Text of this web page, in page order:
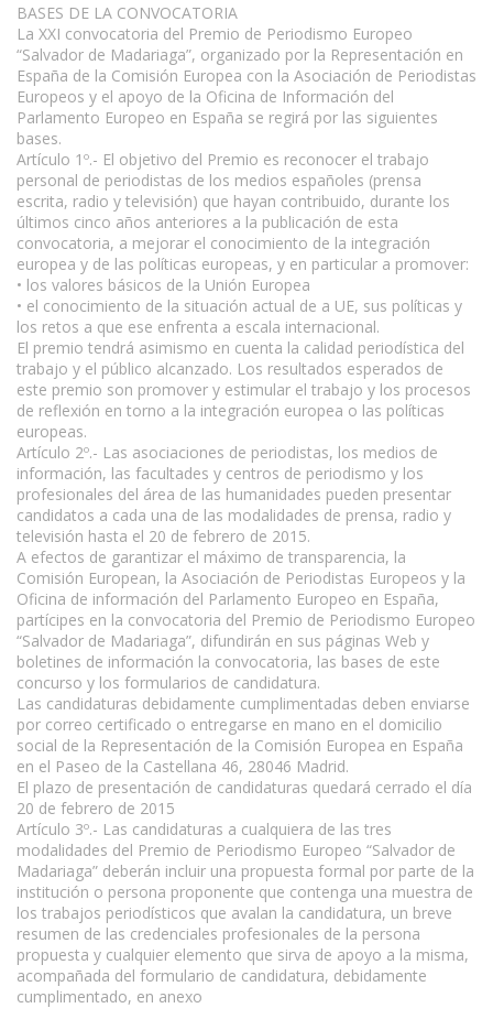
BASES DE LA CONVOCATORIA
La XXI convocatoria del Premio de Periodismo Europeo
“Salvador de Madariaga”, organizado por la Representación en
España de la Comisión Europea con la Asociación de Periodistas
Europeos y el apoyo de la Oficina de Información del
Parlamento Europeo en España se regirá por las siguientes
bases.
Artículo 1º.- El objetivo del Premio es reconocer el trabajo
personal de periodistas de los medios españoles (prensa
escrita, radio y televisión) que hayan contribuido, durante los
últimos cinco años anteriores a la publicación de esta
convocatoria, a mejorar el conocimiento de la integración
europea y de las políticas europeas, y en particular a promover:
• los valores básicos de la Unión Europea
• el conocimiento de la situación actual de a UE, sus políticas y
los retos a que ese enfrenta a escala internacional.
El premio tendrá asimismo en cuenta la calidad periodística del
trabajo y el público alcanzado. Los resultados esperados de
este premio son promover y estimular el trabajo y los procesos
de reflexión en torno a la integración europea o las políticas
europeas.
Artículo 2º.- Las asociaciones de periodistas, los medios de
información, las facultades y centros de periodismo y los
profesionales del área de las humanidades pueden presentar
candidatos a cada una de las modalidades de prensa, radio y
televisión hasta el 20 de febrero de 2015.
A efectos de garantizar el máximo de transparencia, la
Comisión European, la Asociación de Periodistas Europeos y la
Oficina de información del Parlamento Europeo en España,
partícipes en la convocatoria del Premio de Periodismo Europeo
“Salvador de Madariaga”, difundirán en sus páginas Web y
boletines de información la convocatoria, las bases de este
concurso y los formularios de candidatura.
Las candidaturas debidamente cumplimentadas deben enviarse
por correo certificado o entregarse en mano en el domicilio
social de la Representación de la Comisión Europea en España
en el Paseo de la Castellana 46, 28046 Madrid.
El plazo de presentación de candidaturas quedará cerrado el día
20 de febrero de 2015
Artículo 3º.- Las candidaturas a cualquiera de las tres
modalidades del Premio de Periodismo Europeo “Salvador de
Madariaga” deberán incluir una propuesta formal por parte de la
institución o persona proponente que contenga una muestra de
los trabajos periodísticos que avalan la candidatura, un breve
resumen de las credenciales profesionales de la persona
propuesta y cualquier elemento que sirva de apoyo a la misma,
acompañada del formulario de candidatura, debidamente
cumplimentado, en anexo